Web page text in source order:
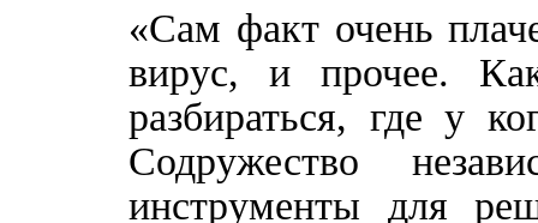
«Сам факт очень
вирус, и прочее.
разбираться, где у
Содружество
инструменты для